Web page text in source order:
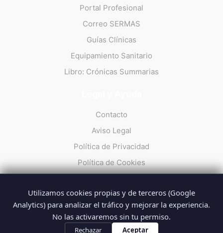
Portal Profesional
Correo SERMAS
Guías Clínicas
Equipamiento Sanitario
Libro: Crónicas Summarias
Contacto
Aviso Legal
Política de Privacidad
Política de Cookies
© 2026 Summarios · La web no oficial de los profesionales del
SUMMA 112
Utilizamos cookies propias y de terceros (Google
Analytics) para analizar el tráfico y mejorar la experiencia.
No las activaremos sin tu permiso.
Rechazar Aceptar